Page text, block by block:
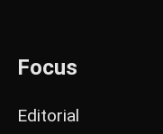
Focus
Editorial